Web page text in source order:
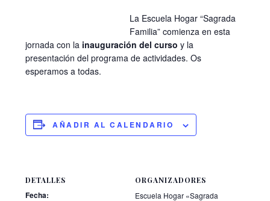
La Escuela Hogar “Sagrada
Familia” comienza en esta
jornada con la inauguración del curso y la
presentación del programa de actividades. Os
esperamos a todas.
AÑADIR AL CALENDARIO
DETALLES
Fecha:
ORGANIZADORES
Escuela Hogar «Sagrada